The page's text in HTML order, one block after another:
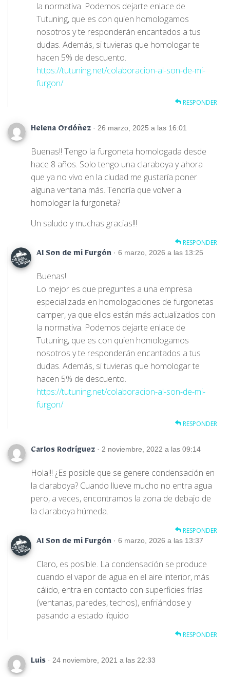
la normativa. Podemos dejarte enlace de
Tutuning, que es con quien homologamos
nosotros y te responderán encantados a tus
dudas. Además, si tuvieras que homologar te
hacen 5% de descuento.
https://tutuning.net/colaboracion-al-son-de-mi-
furgon/
RESPONDER
Helena Ordóñez · 26 marzo, 2025 a las 16:01
Buenas!! Tengo la furgoneta homologada desde
hace 8 años. Solo tengo una claraboya y ahora
que ya no vivo en la ciudad me gustaría poner
alguna ventana más. Tendría que volver a
homologar la furgoneta?
Un saludo y muchas gracias!!!
RESPONDER
Al Son de mi Furgón · 6 marzo, 2026 a las 13:25
Buenas!
Lo mejor es que preguntes a una empresa
especializada en homologaciones de furgonetas
camper, ya que ellos están más actualizados con
la normativa. Podemos dejarte enlace de
Tutuning, que es con quien homologamos
nosotros y te responderán encantados a tus
dudas. Además, si tuvieras que homologar te
hacen 5% de descuento.
https://tutuning.net/colaboracion-al-son-de-mi-
furgon/
RESPONDER
Carlos Rodríguez · 2 noviembre, 2022 a las 09:14
Hola!!! ¿Es posible que se genere condensación en
la claraboya? Cuando llueve mucho no entra agua
pero, a veces, encontramos la zona de debajo de
la claraboya húmeda.
RESPONDER
Al Son de mi Furgón · 6 marzo, 2026 a las 13:37
Claro, es posible. La condensación se produce
cuando el vapor de agua en el aire interior, más
cálido, entra en contacto con superficies frías
(ventanas, paredes, techos), enfriándose y
pasando a estado líquido
RESPONDER
Luis · 24 noviembre, 2021 a las 22:33